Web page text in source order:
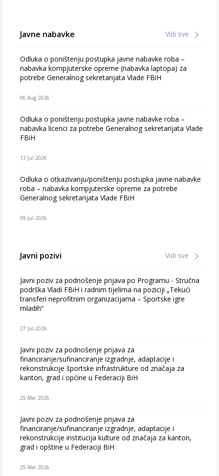
Javne nabavke Vidi sve
Odluka o poništenju postupka javne nabavke roba –
nabavka kompjuterske opreme (nabavka laptopa) za
potrebe Generalnog sekretarijata Vlade FBiH
06 Aug 2026
Odluka o poništenju postupka javne nabavke roba –
nabavka licenci za potrebe Generalnog sekretarijata Vlade
FBiH
13 Jul 2026
Odluka o otkazivanju/poništenju postupka javne nabavke
roba – nabavka kompjuterske opreme za potrebe
Generalnog sekretarijata Vlade FBiH
09 Jul 2026
Javni pozivi Vidi sve
Javni poziv za podnošenje prijava po Programu - Stručna
podrška Vladi FBiH i radnim tijelima na poziciji „Tekući
transferi neprofitnim organizacijama – Sportske igre
mladih“
27 Jul 2026
Javni poziv za podnošenje prijava za
financiranje/sufinanciranje izgradnje, adaptacije i
rekonstrukcije športske infrastrukture od značaja za
kanton, grad i općine u Federaciji BiH
25 Mar 2026
Javni poziv za podnošenje prijava za
financiranje/sufinanciranje izgradnje, adaptacije i
rekonstrukcije institucija kulture od značaja za kanton,
grad i opštine u Federaciji BiH
25 Mar 2026